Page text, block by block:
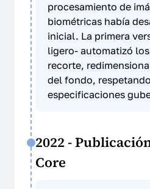
procesamiento de
biométricas había
inicial. La primera
ligero- automatizó
recorte,
del fondo,
especificaciones
2022 -
Core